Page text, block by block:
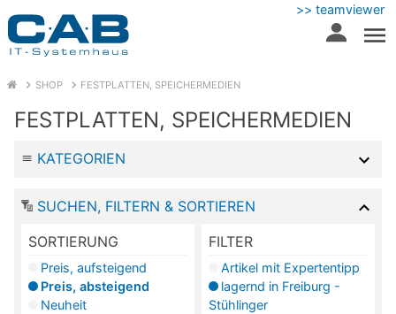
>> teamviewer
SHOP FESTPLATTEN, SPEICHERMEDIEN
FESTPLATTEN, SPEICHERMEDIEN
KATEGORIEN
SUCHEN, FILTERN & SORTIEREN
SORTIERUNG
Preis, aufsteigend
Preis, absteigend
Neuheit
FILTER
Artikel mit Expertentipp
lagernd in Freiburg -
Stühlinger